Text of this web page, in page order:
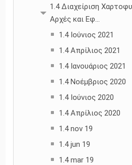
1.4 Διαχείριση
Αρχές και Εφ...
1.4 Ιούνιος 2021
1.4 Απρίλιος 2021
1.4 Ιανουάριος 2021
1.4 Νοέμβριος 2020
1.4 Ιούνιος 2020
1.4 Απρίλιος 2020
1.4 nov 19
1.4 jun 19
1.4 mar 19